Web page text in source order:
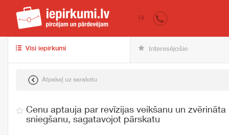
iepirkumi.lv
LV
Visi iepirkumi Interesējošie
Atpakaļ uz sarakstu
Cenu aptauja par revīzijas veikšanu un
sniegšanu, sagatavojot pārskatu